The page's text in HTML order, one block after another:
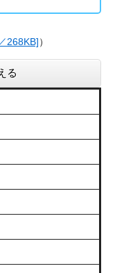
268KB]）
る